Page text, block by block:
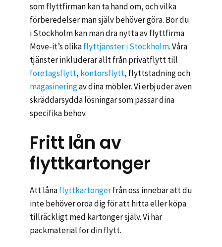
som flyttfirman kan ta hand om, och vilka
förberedelser man själv behöver göra. Bor du
i Stockholm kan man dra nytta av flyttfirma
Move-it’s olikaflyttjänster i Stockholm. Våra
tjänster inkluderar allt från privatflytt till
företagsflytt, kontorsflytt, flyttstädning och
magasineringav dina möbler. Vi erbjuder även
skräddarsydda lösningar som passar dina
specifika behov.
Fritt lån av
flyttkartonger
Att lånaflyttkartongerfrån oss innebär att du
inte behöver oroa dig för att hitta eller köpa
tillräckligt med kartonger själv. Vi har
packmaterial för din flytt.